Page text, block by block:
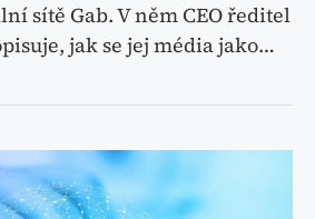
sítě Gab. V něm CEO ředitel
jak se jej média jako…